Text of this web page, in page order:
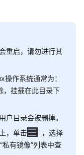
重启，请勿进行其
作系统通常为：
，挂载在此目录下
户目录会被删掉。
，单击
，选择
私有镜像”列表中查